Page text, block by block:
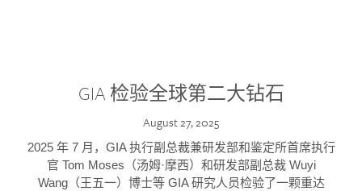
GIA 检验全球第二大钻石
August 27, 2025
2025 年 7 月，GIA 执行副总裁兼研发部和鉴定所首席执行
官 Tom Moses（汤姆·摩西）和研发部副总裁 Wuyi
Wang（王五一）博士等 GIA 研究人员检验了一颗重达